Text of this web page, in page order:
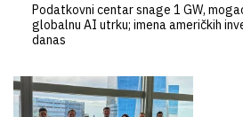
Podatkovni centar snage 1 GW,
globalnu AI utrku; imena američkih
danas